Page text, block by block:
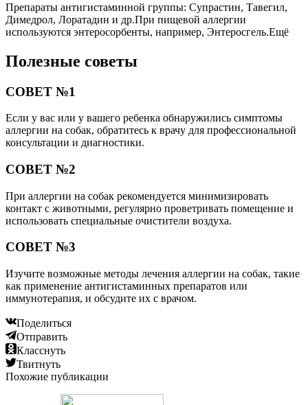
Препараты антигистаминной группы: Супрастин, Тавегил,
Димедрол, Лоратадин и др.При пищевой аллергии
используются энтеросорбенты, например, Энтеросгель.Ещё
Полезные советы
СОВЕТ №1
Если у вас или у вашего ребенка обнаружились симптомы
аллергии на собак, обратитесь к врачу для профессиональной
консультации и диагностики.
СОВЕТ №2
При аллергии на собак рекомендуется минимизировать
контакт с животными, регулярно проветривать помещение и
использовать специальные очистители воздуха.
СОВЕТ №3
Изучите возможные методы лечения аллергии на собак, такие
как применение антигистаминных препаратов или
иммунотерапия, и обсудите их с врачом.
Поделиться
Отправить
Класснуть
Твитнуть
Похожие публикации